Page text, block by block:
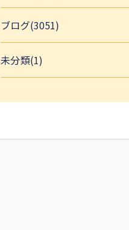
ブログ(3051)
未分類(1)